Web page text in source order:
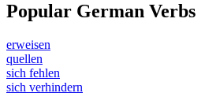
Popular German Verbs
erweisen
quellen
sich fehlen
sich verhindern